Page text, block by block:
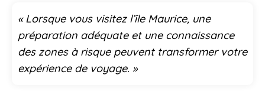
« Lorsque vous visitez l’île Maurice, une
préparation adéquate et une connaissance
des zones à risque peuvent transformer votre
expérience de voyage. »